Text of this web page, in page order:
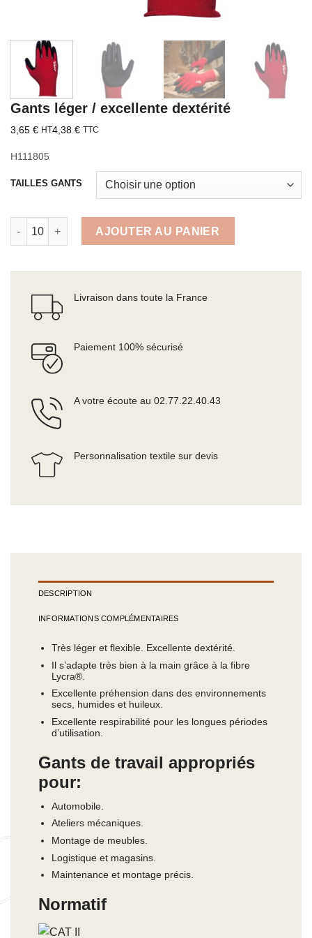
Gants léger / excellente dextérité
3,65 € HT4,38 € TTC
H111805
TAILLES GANTS
AJOUTER AU PANIER
Livraison dans toute la France
Paiement 100% sécurisé
A votre écoute au 02.77.22.40.43
Personnalisation textile sur devis
DESCRIPTION
INFORMATIONS COMPLÉMENTAIRES
Très léger et flexible. Excellente dextérité.
Il s’adapte très bien à la main grâce à la fibre
Lycra®.
Excellente préhension dans des environnements
secs, humides et huileux.
Excellente respirabilité pour les longues périodes
d’utilisation.
Gants de travail appropriés
pour:
Automobile.
Ateliers mécaniques.
Montage de meubles.
Logistique et magasins.
Maintenance et montage précis.
Normatif